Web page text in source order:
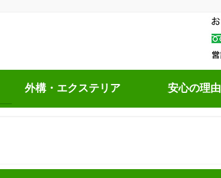
外構・エクステリア 安心の理由